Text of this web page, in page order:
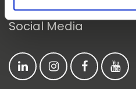
Follow us on
Social Media